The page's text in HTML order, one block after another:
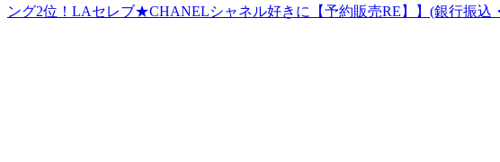
ング2位！LAセレブ★CHANELシャネル好きに【予約販売RE】】(銀行振込